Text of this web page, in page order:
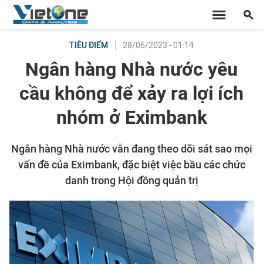
TIÊU ĐIỂM 28/06/2023 - 01:14
Ngân hàng Nhà nước yêu
cầu không để xảy ra lợi ích
nhóm ở Eximbank
Ngân hàng Nhà nước vẫn đang theo dõi sát sao mọi
vấn đề của Eximbank, đặc biệt việc bầu các chức
danh trong Hội đồng quản trị